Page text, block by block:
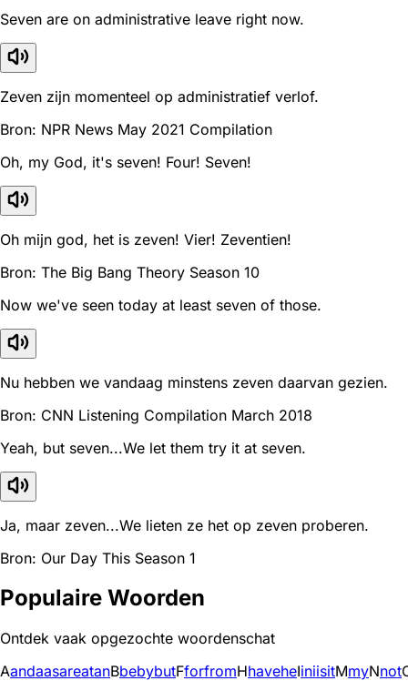
Seven are on administrative leave right now.
Zeven zijn momenteel op administratief verlof.
Bron: NPR News May 2021 Compilation
Oh, my God, it's seven! Four! Seven!
Oh mijn god, het is zeven! Vier! Zeventien!
Bron: The Big Bang Theory Season 10
Now we've seen today at least seven of those.
Nu hebben we vandaag minstens zeven daarvan gezien.
Bron: CNN Listening Compilation March 2018
Yeah, but seven...We let them try it at seven.
Ja, maar zeven...We lieten ze het op zeven proberen.
Bron: Our Day This Season 1
Populaire Woorden
Ontdek vaak opgezochte woordenschat
AandaasareatanBbebybutFforfromHhaveheIiniisitMmyNnot